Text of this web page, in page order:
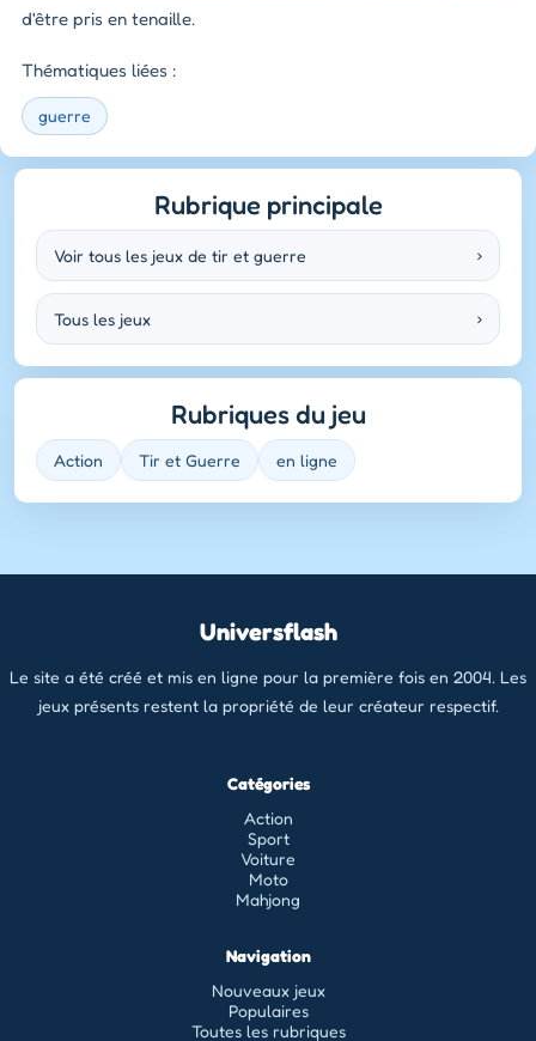
d'être pris en tenaille.
Thématiques liées :
guerre
Rubrique principale
Voir tous les jeux de tir et guerre ›
Tous les jeux ›
Rubriques du jeu
Action Tir et Guerre en ligne
Universflash
Le site a été créé et mis en ligne pour la première fois en 2004. Les
jeux présents restent la propriété de leur créateur respectif.
Catégories
Action
Sport
Voiture
Moto
Mahjong
Navigation
Nouveaux jeux
Populaires
Toutes les rubriques